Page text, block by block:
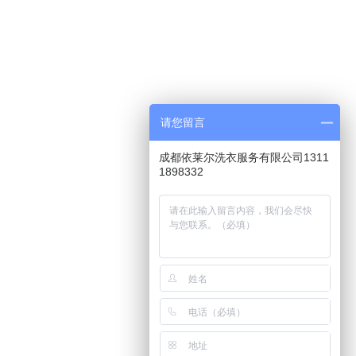
请您留言
成都依莱尔洗衣服务有限公司1311
1898332